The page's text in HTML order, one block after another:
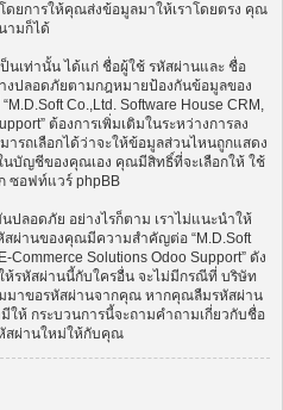
ดยการให้คุณส่งข้อมูลมาให้เราโดยตรง คุณ
ามก็ได้
เท่านั้น ได้แก่ ชื่อผู้ใช้ รหัสผ่านและ ชื่อ
งปลอดภัยตามกฎหมายป้องกันข้อมูลของ
Co.,Ltd. Software House CRM,
ต้องการเพิ่มเติมในระหว่างการลง
ารถเลือกได้ว่าจะให้ข้อมูลส่วนไหนถูกแสดง
นบัญชีของคุณเอง คุณมีสิทธิ์ที่จะเลือกให้ ใช้
ซอฟท์แวร์ phpBB
ลอดภัย อย่างไรก็ตาม เราไม่แนะนำให้
ผ่านของคุณมีความสำคัญต่อ “M.D.Soft
Commerce Solutions Odoo Support” ดัง
ห้รหัสผ่านนี้กับใครอื่น จะไม่มีกรณีที่ บริษัท
มมาขอรหัสผ่านจากคุณ หากคุณลืมรหัสผ่าน
ให้ กระบวนการนี้จะถามคำถามเกี่ยวกับชื่อ
หัสผ่านใหม่ให้กับคุณ